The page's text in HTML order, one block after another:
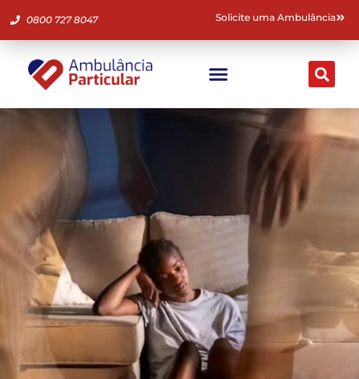
0800 727 8047 Solicite uma Ambulância